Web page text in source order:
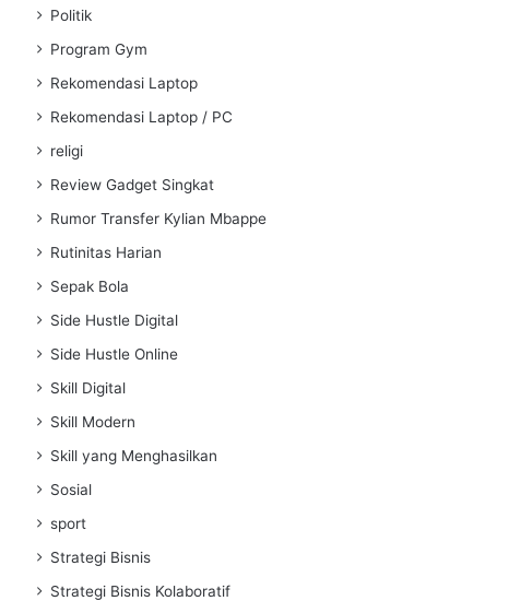
Politik
Program Gym
Rekomendasi Laptop
Rekomendasi Laptop / PC
religi
Review Gadget Singkat
Rumor Transfer Kylian Mbappe
Rutinitas Harian
Sepak Bola
Side Hustle Digital
Side Hustle Online
Skill Digital
Skill Modern
Skill yang Menghasilkan
Sosial
sport
Strategi Bisnis
Strategi Bisnis Kolaboratif